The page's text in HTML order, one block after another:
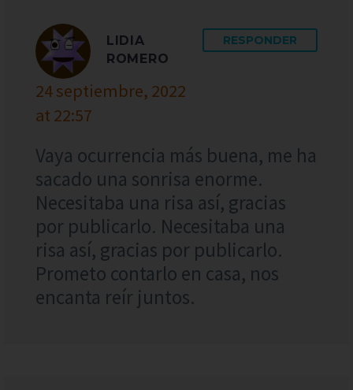
LIDIA
ROMERO
24 septiembre, 2022
at 22:57
RESPONDER
Vaya ocurrencia más buena, me ha
sacado una sonrisa enorme.
Necesitaba una risa así, gracias
por publicarlo. Necesitaba una
risa así, gracias por publicarlo.
Prometo contarlo en casa, nos
encanta reír juntos.